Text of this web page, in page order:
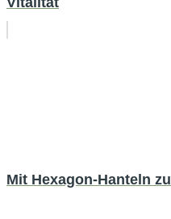
Mit Hexagon-Hanteln